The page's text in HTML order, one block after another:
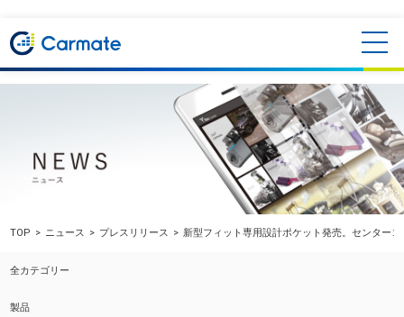
TOP ニュース プレスリリース 新型フィット専用設計ポケット発売。センター
全カテゴリー
製品